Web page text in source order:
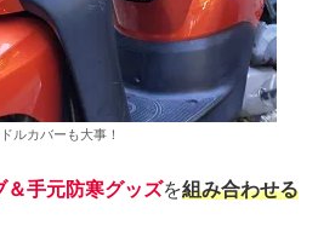
ルカバーも大事！
＆手元防寒グッズを組み合わせる